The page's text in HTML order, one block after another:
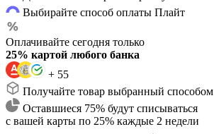
Выбирайте способ оплаты Плайт
Оплачивайте сегодня только
25% картой любого банка
+ 55
Получайте товар выбранный способом
Оставшиеся 75% будут списываться
с вашей карты по 25% каждые 2 недели